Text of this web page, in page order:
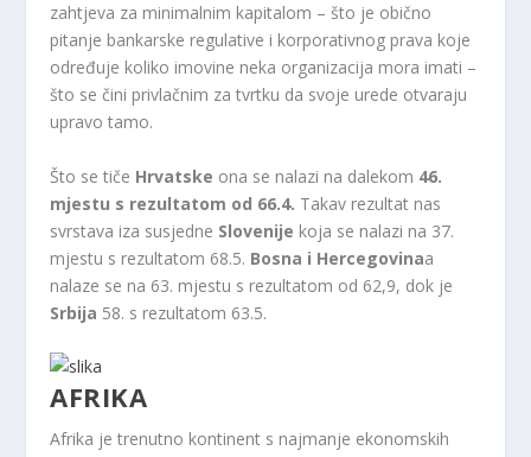
zahtjeva za minimalnim kapitalom – što je obično
pitanje bankarske regulative i korporativnog prava koje
određuje koliko imovine neka organizacija mora imati –
što se čini privlačnim za tvrtku da svoje urede otvaraju
upravo tamo.
Što se tiče Hrvatske ona se nalazi na dalekom 46. ​​
mjestu s rezultatom od 66.4. Takav rezultat nas
svrstava iza susjedne Slovenije koja se nalazi na 37.
mjestu s rezultatom 68.5. Bosna i Hercegovinaa
nalaze se na 63. mjestu s rezultatom od 62,9, dok je
Srbija 58. s rezultatom 63.5.
AFRIKA
Afrika je trenutno kontinent s najmanje ekonomskih